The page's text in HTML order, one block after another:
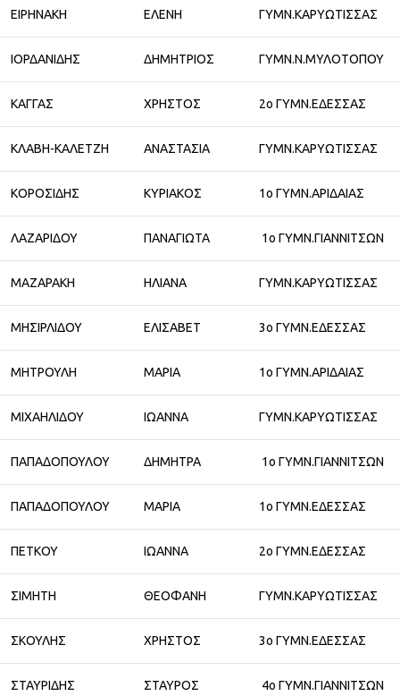
ΕΙΡΗΝΑΚΗ ΕΛΕΝΗ ΓΥΜΝ.ΚΑΡΥΩΤΙΣΣΑΣ
ΙΟΡΔΑΝΙΔΗΣ ΔΗΜΗΤΡΙΟΣ ΓΥΜΝ.Ν.ΜΥΛΟΤΟΠΟΥ
ΚΑΓΓΑΣ ΧΡΗΣΤΟΣ 2ο ΓΥΜΝ.ΕΔΕΣΣΑΣ
ΚΛΑΒΗ-ΚΑΛΕΤΖΗ ΑΝΑΣΤΑΣΙΑ ΓΥΜΝ.ΚΑΡΥΩΤΙΣΣΑΣ
ΚΟΡΟΣΙΔΗΣ ΚΥΡΙΑΚΟΣ 1ο ΓΥΜΝ.ΑΡΙΔΑΙΑΣ
ΛΑΖΑΡΙΔΟΥ ΠΑΝΑΓΙΩΤΑ 1ο ΓΥΜΝ.ΓΙΑΝΝΙΤΣΩΝ
ΜΑΖΑΡΑΚΗ ΗΛΙΑΝΑ ΓΥΜΝ.ΚΑΡΥΩΤΙΣΣΑΣ
ΜΗΣΙΡΛΙΔΟΥ ΕΛΙΣΑΒΕΤ 3ο ΓΥΜΝ.ΕΔΕΣΣΑΣ
ΜΗΤΡΟΥΛΗ ΜΑΡΙΑ 1ο ΓΥΜΝ.ΑΡΙΔΑΙΑΣ
ΜΙΧΑΗΛΙΔΟΥ ΙΩΑΝΝΑ ΓΥΜΝ.ΚΑΡΥΩΤΙΣΣΑΣ
ΠΑΠΑΔΟΠΟΥΛΟΥ ΔΗΜΗΤΡΑ 1ο ΓΥΜΝ.ΓΙΑΝΝΙΤΣΩΝ
ΠΑΠΑΔΟΠΟΥΛΟΥ ΜΑΡΙΑ 1ο ΓΥΜΝ.ΕΔΕΣΣΑΣ
ΠΕΤΚΟΥ ΙΩΑΝΝΑ 2ο ΓΥΜΝ.ΕΔΕΣΣΑΣ
ΣΙΜΗΤΗ ΘΕΟΦΑΝΗ ΓΥΜΝ.ΚΑΡΥΩΤΙΣΣΑΣ
ΣΚΟΥΛΗΣ ΧΡΗΣΤΟΣ 3ο ΓΥΜΝ.ΕΔΕΣΣΑΣ
ΣΤΑΥΡΙΔΗΣ ΣΤΑΥΡΟΣ 4ο ΓΥΜΝ.ΓΙΑΝΝΙΤΣΩΝ